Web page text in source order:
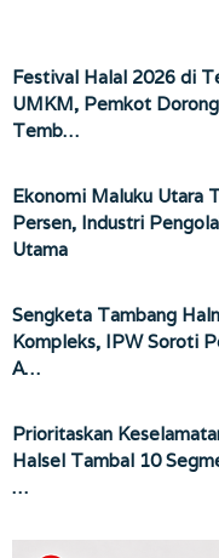
Festival Halal 2026 di
UMKM, Pemkot
Temb…
Ekonomi Maluku Utara
Persen, Industri
Utama
Sengketa Tambang
Kompleks, IPW Soroti
A…
Prioritaskan
Halsel Tambal 10
…